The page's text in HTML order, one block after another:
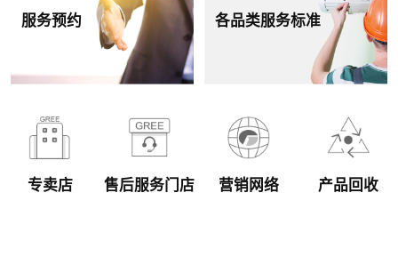
服务预约 各品类服务标准
专卖店 售后服务门店 营销网络 产品回收